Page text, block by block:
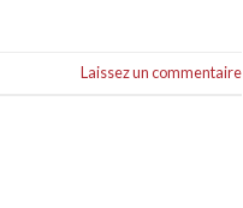
Laissez un commentaire